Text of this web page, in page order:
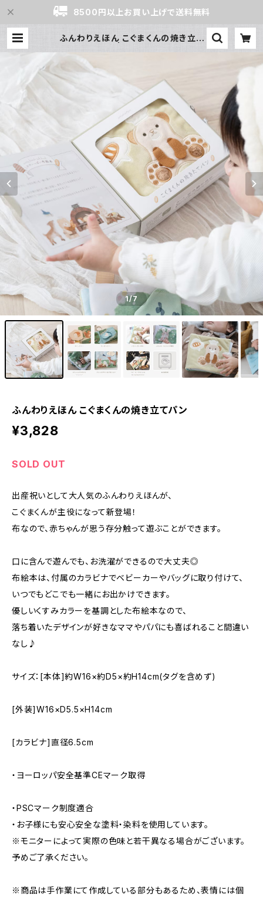
8500円以上お買い上げで送料無料
ふんわりえほん こぐまくんの焼き立て
1/7
ふんわりえほん こぐまくんの焼き立てパン
¥3,828
SOLD OUT
出産祝いとして大人気のふんわりえほんが、
こぐまくんが主役になって新登場！
布なので、赤ちゃんが思う存分触って遊ぶことができます。
口に含んで遊んでも、お洗濯ができるので大丈夫◎
布絵本は、付属のカラビナでベビーカーやバッグに取り付けて、
いつでもどこでも一緒にお出かけできます。
優しいくすみカラーを基調とした布絵本なので、
落ち着いたデザインが好きなママやパパにも喜ばれること間違い
なし♪
サイズ：[本体]約W16×約D5×約H14cm(タグを含めず)
[外装]W16×D5.5×H14cm
[カラビナ]直径6.5cm
・ヨーロッパ安全基準CEマーク取得
・PSCマーク制度適合
・お子様にも安心安全な塗料・染料を使用しています。
※モニターによって実際の色味と若干異なる場合がございます。
予めご了承ください。
※商品は手作業にて作成している部分もあるため、表情には個